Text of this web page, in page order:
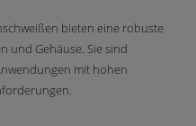
bieten eine robuste
und Gehäuse. Sie sind
mit hohen